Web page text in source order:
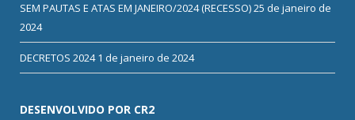
SEM PAUTAS E ATAS EM JANEIRO/2024 (RECESSO)25 de janeiro de
2024
DECRETOS 2024 1 de janeiro de 2024
DESENVOLVIDO POR CR2